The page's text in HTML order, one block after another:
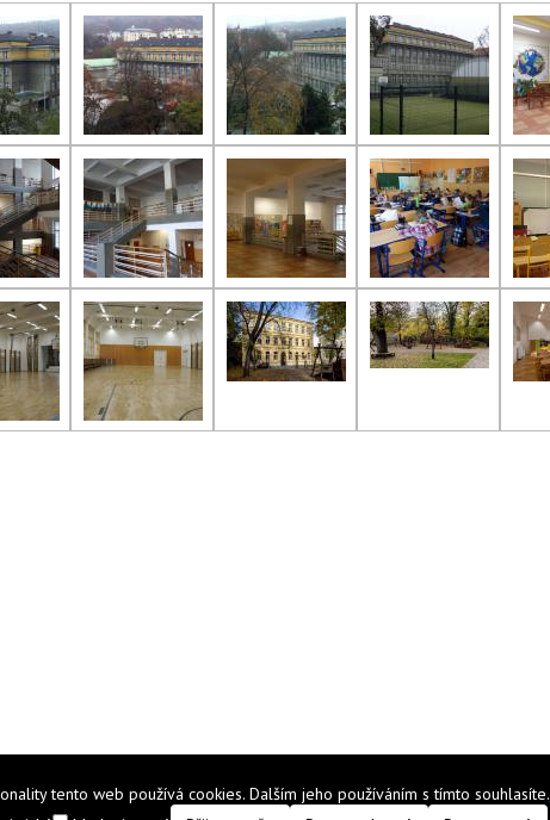
tento web používá cookies. Dalším jeho používáním s tímto souhlasíte.